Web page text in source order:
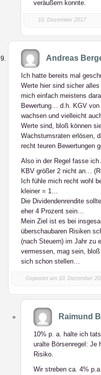
veräußern konnte.
10. Dezember 2017
Andreas
Ich hatte bereits mal
Werte hier sind sicher
mich einfach meistens
Bewertung… d.h. KGV
wachsen und vielleicht
Werte sind, bloß können
Wachstumsraten erlösen,
recht teuren Bewertungen
Also in der Regel fasse
KBV größer 2 nicht an…
Ich fühle mich recht wohl
kleiner = 1…
Die Dividendenrendite
eher 4 Prozent sein…
Mein Ziel ist es bei
überschaubaren Risiken
(nach Steuern) im Jahr zu
vermessen, mag sein,
sich schon stellen…
Gepostet am 10. Dezember
Raimund
10% p. a. halte ich
uralte Börsenregel: Je
Risiko.
Wir streben ca. 4%